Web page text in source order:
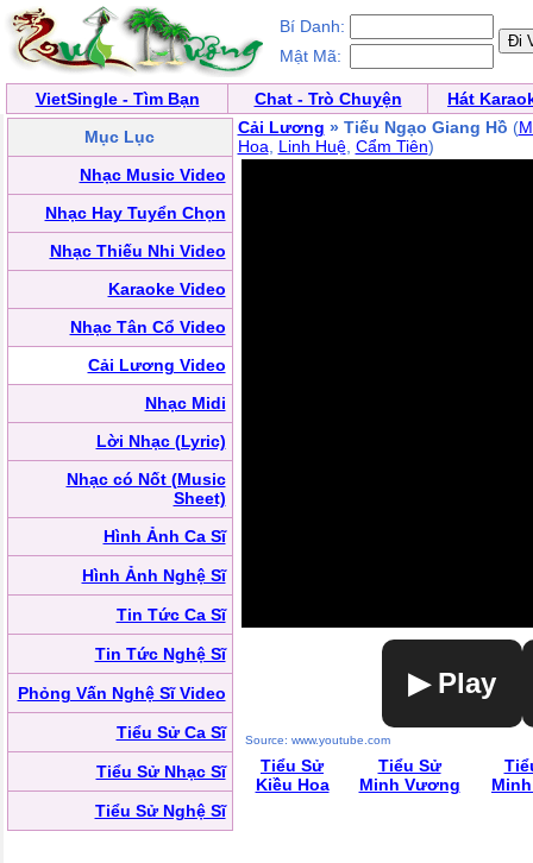
Bí Danh:
Mật Mã:
VietSingle - Tìm Bạn Chat - Trò Chuyện
Hát
Mục Lục
Nhạc Music Video
Nhạc Hay Tuyển Chọn
Nhạc Thiếu Nhi Video
Karaoke Video
Nhạc Tân Cổ Video
Cải Lương Video
Nhạc Midi
Lời Nhạc (Lyric)
Nhạc có Nốt (Music
Sheet)
Hình Ảnh Ca Sĩ
Hình Ảnh Nghệ Sĩ
Tin Tức Ca Sĩ
Tin Tức Nghệ Sĩ
Phỏng Vấn Nghệ Sĩ Video
Tiểu Sử Ca Sĩ
Tiểu Sử Nhạc Sĩ
Tiểu Sử Nghệ Sĩ
Cải Lương » Tiếu Ngạo Giang Hồ (
Hoa
Linh Huệ, Cẩm Tiên)
▶ Play
Source: www.youtube.com
Tiểu Sử
Kiều Hoa
Tiểu Sử
Minh Vương